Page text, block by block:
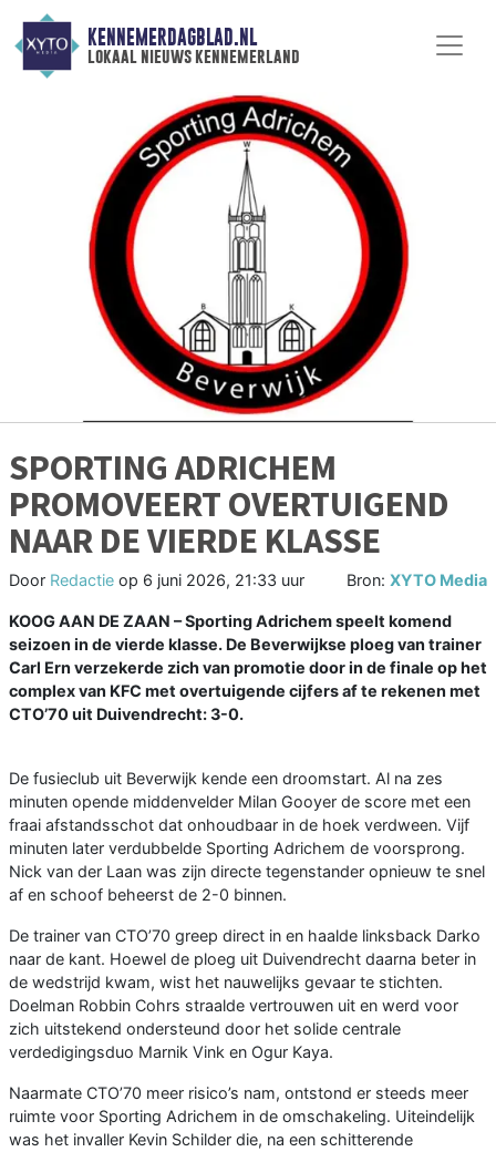
KENNEMERDAGBLAD.NL
lokaal nieuws kennemerland
SPORTING ADRICHEM
PROMOVEERT OVERTUIGEND
NAAR DE VIERDE KLASSE
Door Redactie op 6 juni 2026, 21:33 uur Bron: XYTO Media
KOOG AAN DE ZAAN – Sporting Adrichem speelt komend
seizoen in de vierde klasse. De Beverwijkse ploeg van trainer
Carl Ern verzekerde zich van promotie door in de finale op het
complex van KFC met overtuigende cijfers af te rekenen met
CTO’70 uit Duivendrecht: 3-0.
De fusieclub uit Beverwijk kende een droomstart. Al na zes
minuten opende middenvelder Milan Gooyer de score met een
fraai afstandsschot dat onhoudbaar in de hoek verdween. Vijf
minuten later verdubbelde Sporting Adrichem de voorsprong.
Nick van der Laan was zijn directe tegenstander opnieuw te snel
af en schoof beheerst de 2-0 binnen.
De trainer van CTO’70 greep direct in en haalde linksback Darko
naar de kant. Hoewel de ploeg uit Duivendrecht daarna beter in
de wedstrijd kwam, wist het nauwelijks gevaar te stichten.
Doelman Robbin Cohrs straalde vertrouwen uit en werd voor
zich uitstekend ondersteund door het solide centrale
verdedigingsduo Marnik Vink en Ogur Kaya.
Naarmate CTO’70 meer risico’s nam, ontstond er steeds meer
ruimte voor Sporting Adrichem in de omschakeling. Uiteindelijk
was het invaller Kevin Schilder die, na een schitterende